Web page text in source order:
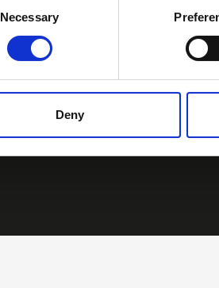
Necessary
Deny
Zapisz się do
newslettera
naszych najnowszych produktach